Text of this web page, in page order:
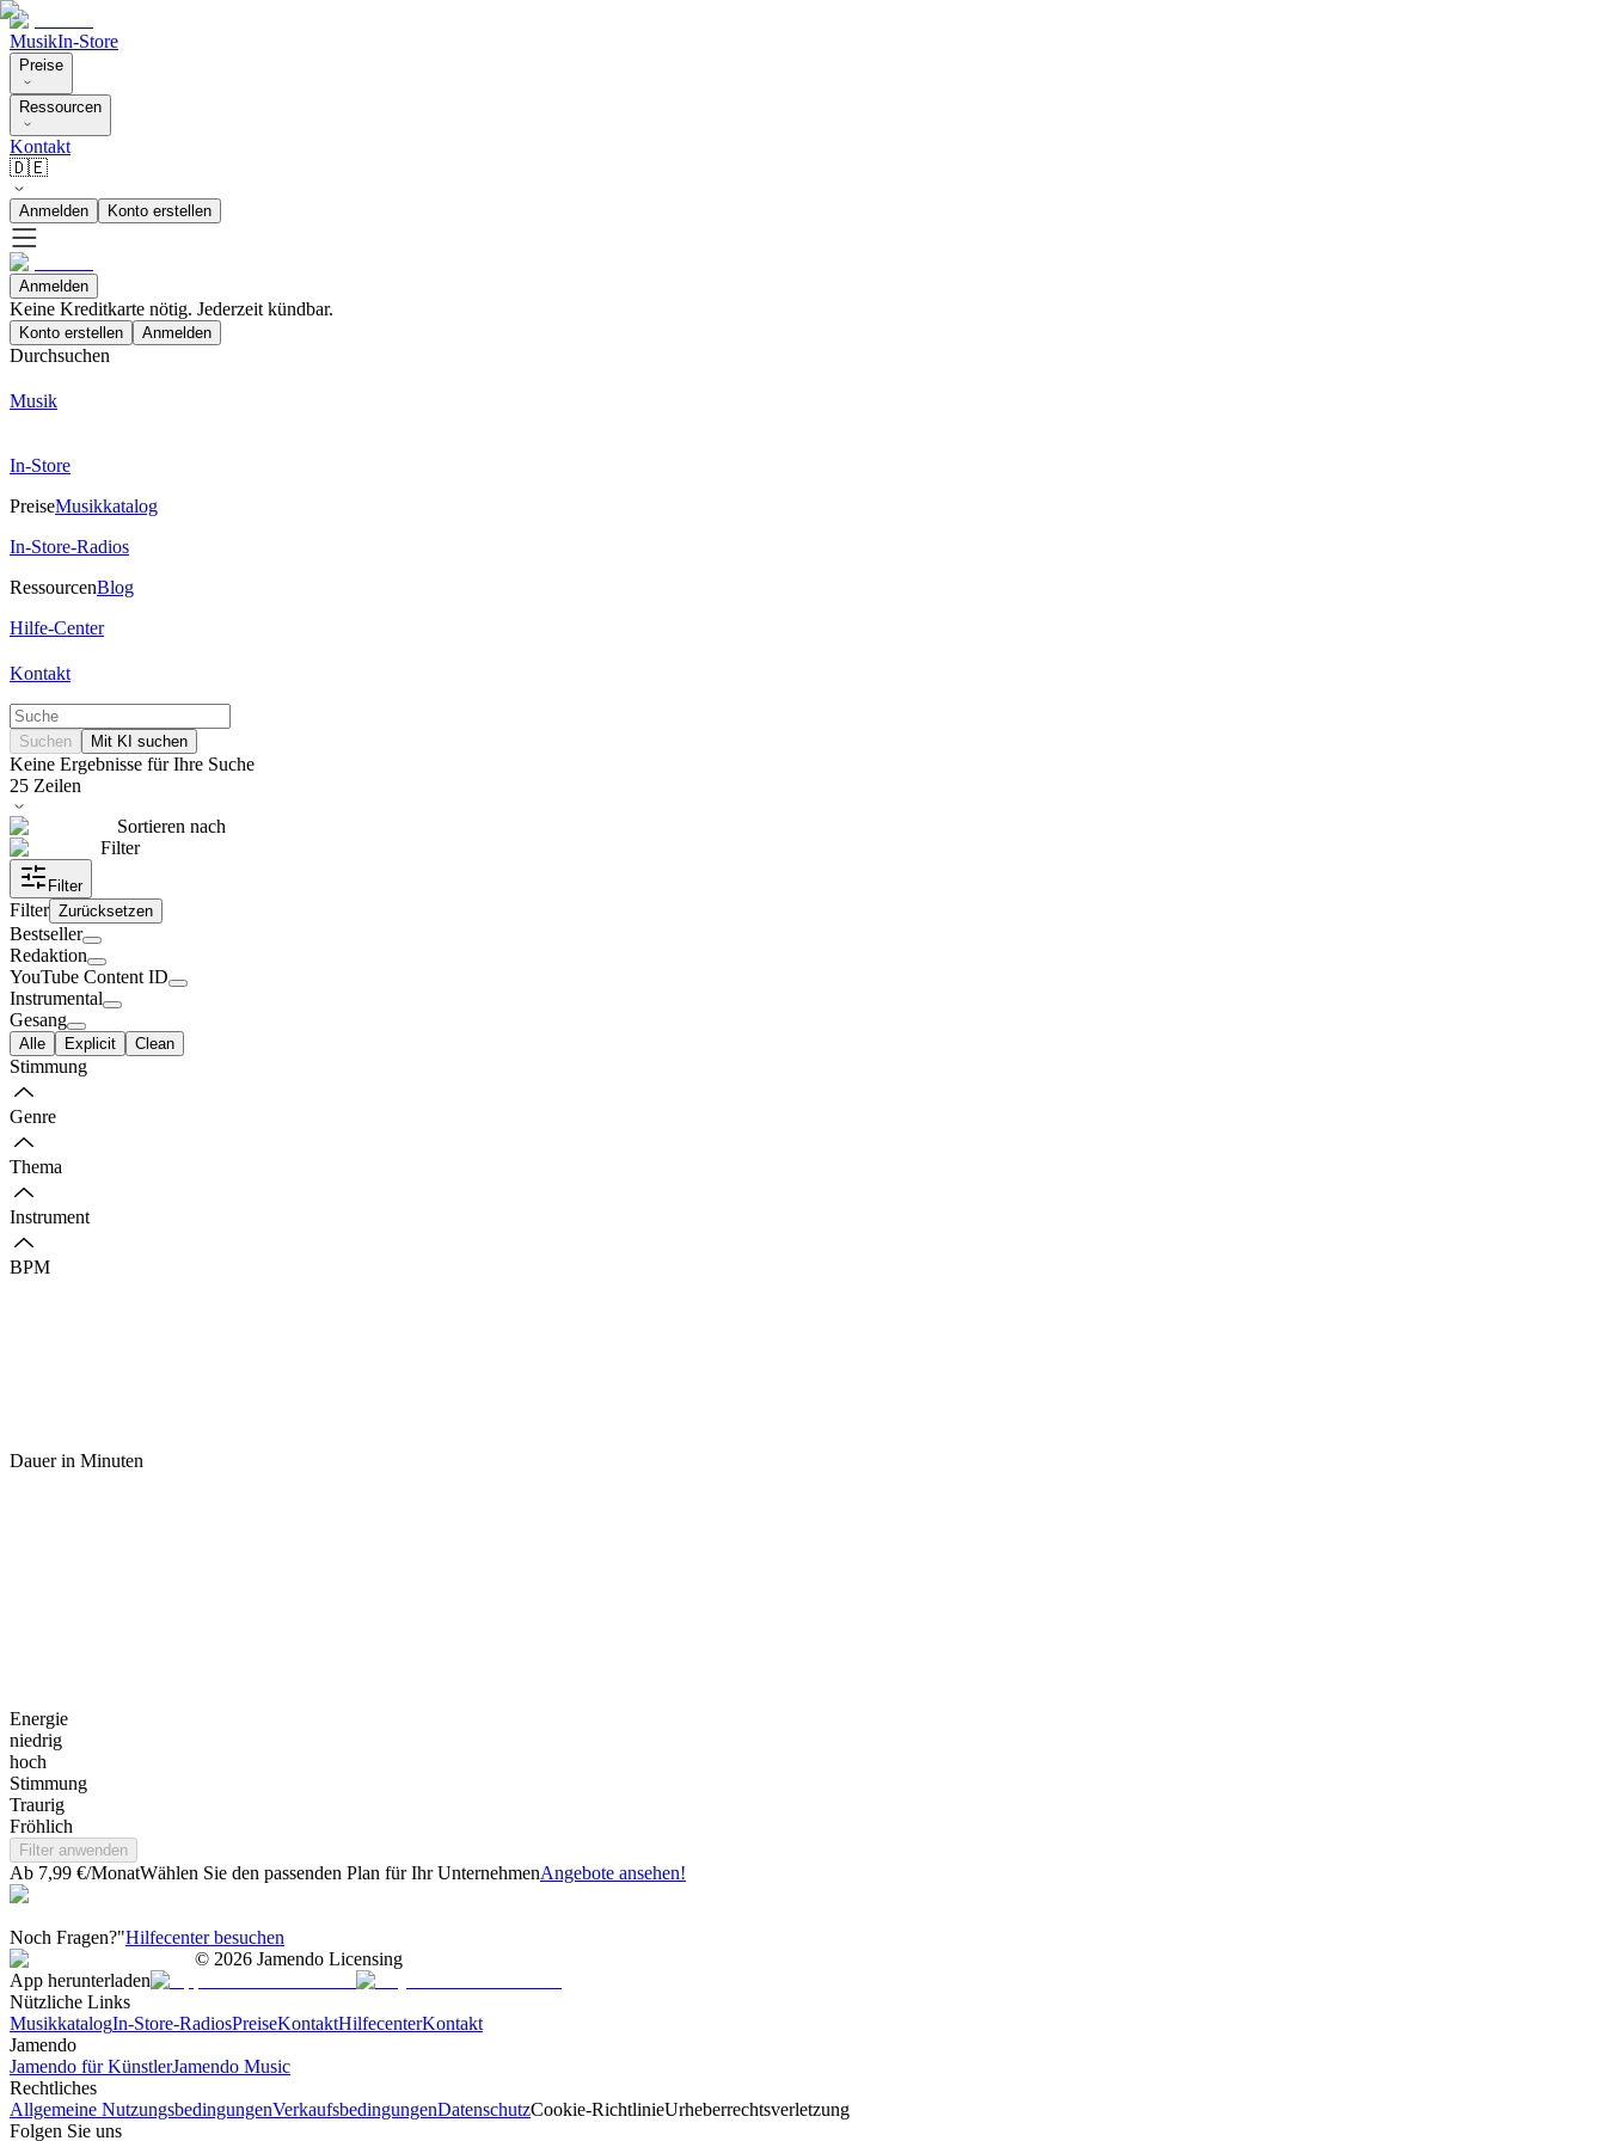
MusikIn-Store
Preise
Ressourcen
Kontakt
🇩🇪
Anmelden Konto erstellen
Anmelden
Keine Kreditkarte nötig. Jederzeit kündbar.
Konto erstellen Anmelden
Durchsuchen
Musik
In-Store
PreiseMusikkatalog
In-Store-Radios
RessourcenBlog
Hilfe-Center
Kontakt
Suchen Mit KI suchen
Keine Ergebnisse für Ihre Suche
25 Zeilen
Sortieren nach
Filter
Filter
Filter Zurücksetzen
Bestseller
Redaktion
YouTube Content ID
Instrumental
Gesang
Alle Explicit Clean
Stimmung
Genre
Thema
Instrument
BPM
Dauer in Minuten
Energie
niedrig
hoch
Stimmung
Traurig
Fröhlich
Filter anwenden
Ab 7,99 €/MonatWählen Sie den passenden Plan für Ihr UnternehmenAngebote ansehen!
Noch Fragen?"Hilfecenter besuchen
© 2026 Jamendo Licensing
App herunterladen
Nützliche Links
MusikkatalogIn-Store-RadiosPreiseKontaktHilfecenterKontakt
Jamendo
Jamendo für KünstlerJamendo Music
Rechtliches
Allgemeine NutzungsbedingungenVerkaufsbedingungenDatenschutzCookie-RichtlinieUrheberrechtsverletzung
Folgen Sie uns